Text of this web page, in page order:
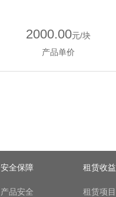
2000.00元/块
产品单价
安全保障
产品安全
租赁收益
租赁项目